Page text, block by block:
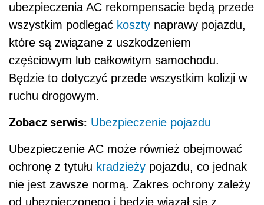
ubezpieczenia AC rekompensacie będą przede
wszystkim podlegać koszty naprawy pojazdu,
które są związane z uszkodzeniem
częściowym lub całkowitym samochodu.
Będzie to dotyczyć przede wszystkim kolizji w
ruchu drogowym.
Zobacz serwis: Ubezpieczenie pojazdu
Ubezpieczenie AC może również obejmować
ochronę z tytułu kradzieży pojazdu, co jednak
nie jest zawsze normą. Zakres ochrony zależy
od ubezpieczonego i będzie wiązał się z